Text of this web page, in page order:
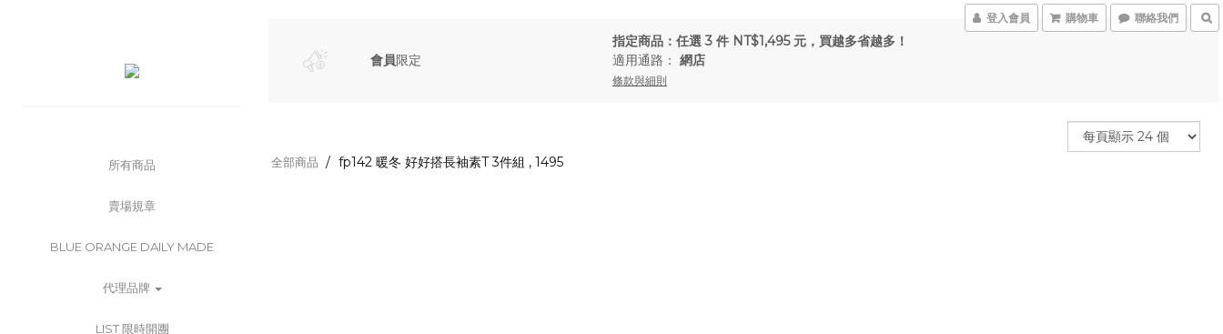
登入會員 購物車 聯絡我們
所有商品
賣場規章
BLUE ORANGE DAILY MADE
代理品牌
LIST 限時開團
會員限定
指定商品：任選 3 件 NT$1,495 元，買越多省越多！
適用通路： 網店
條款與細則
全部商品 fp142 暖冬 好好搭長袖素T 3件組 , 1495